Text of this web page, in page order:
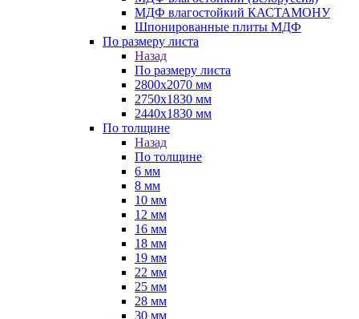
МДФ влагостойкий КАСТАМОНУ
Шпонированные плиты МДФ
По размеру листа
Назад
По размеру листа
2800х2070 мм
2750х1830 мм
2440х1830 мм
По толщине
Назад
По толщине
6 мм
8 мм
10 мм
12 мм
16 мм
18 мм
19 мм
22 мм
25 мм
28 мм
30 мм